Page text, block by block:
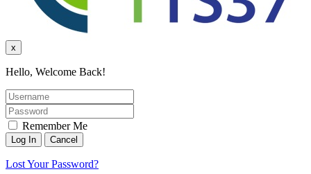
x
Hello, Welcome Back!
Remember Me
Lost Your Password?